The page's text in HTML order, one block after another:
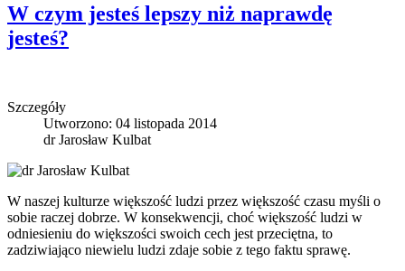
W czym jesteś lepszy niż naprawdę
jesteś?
Szczegóły
Utworzono: 04 listopada 2014
dr Jarosław Kulbat
W naszej kulturze większość ludzi przez większość czasu myśli o
sobie raczej dobrze. W konsekwencji, choć większość ludzi w
odniesieniu do większości swoich cech jest przeciętna, to
zadziwiająco niewielu ludzi zdaje sobie z tego faktu sprawę.